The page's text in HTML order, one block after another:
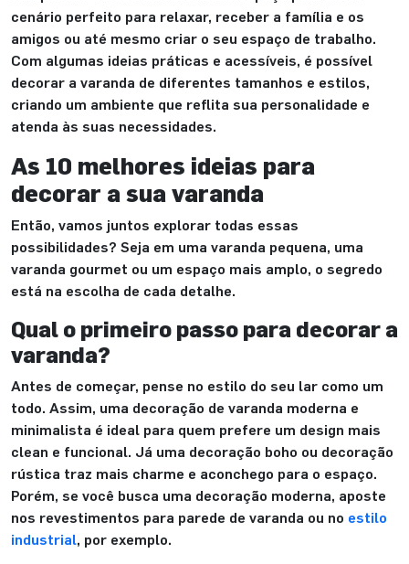
cenário perfeito para relaxar, receber a família e os
amigos ou até mesmo criar o seu espaço de trabalho.
Com algumas ideias práticas e acessíveis, é possível
decorar a varanda de diferentes tamanhos e estilos,
criando um ambiente que reflita sua personalidade e
atenda às suas necessidades.
As 10 melhores ideias para
decorar a sua varanda
Então, vamos juntos explorar todas essas
possibilidades? Seja em uma varanda pequena, uma
varanda gourmet ou um espaço mais amplo, o segredo
está na escolha de cada detalhe.
Qual o primeiro passo para decorar a
varanda?
Antes de começar, pense no estilo do seu lar como um
todo. Assim, uma decoração de varanda moderna e
minimalista é ideal para quem prefere um design mais
clean e funcional. Já uma decoração boho ou decoração
rústica traz mais charme e aconchego para o espaço.
Porém, se você busca uma decoração moderna, aposte
nos revestimentos para parede de varanda ou no estilo
industrial, por exemplo.